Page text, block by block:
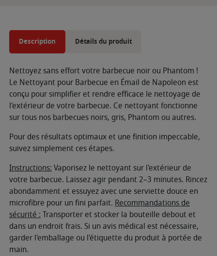
Description Détails du produit
Nettoyez sans effort votre barbecue noir ou Phantom !
Le Nettoyant pour Barbecue en Émail de Napoleon est
conçu pour simplifier et rendre efficace le nettoyage de
l'extérieur de votre barbecue. Ce nettoyant fonctionne
sur tous nos barbecues noirs, gris, Phantom ou autres.
Pour des résultats optimaux et une finition impeccable,
suivez simplement ces étapes.
Instructions: Vaporisez le nettoyant sur l'extérieur de
votre barbecue. Laissez agir pendant 2–3 minutes. Rincez
abondamment et essuyez avec une serviette douce en
microfibre pour un fini parfait. Recommandations de
sécurité : Transporter et stocker la bouteille debout et
dans un endroit frais. Si un avis médical est nécessaire,
garder l'emballage ou l'étiquette du produit à portée de
main.